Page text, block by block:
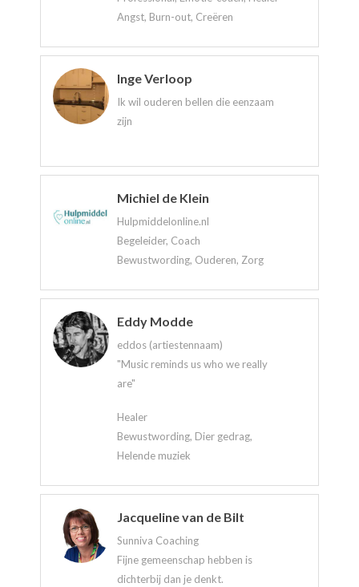
Angst, Burn-out, Creëren
Inge Verloop
Ik wil ouderen bellen die eenzaam
zijn
Michiel de Klein
Hulpmiddelonline.nl
Begeleider, Coach
Bewustwording, Ouderen, Zorg
Eddy Modde
eddos (artiestennaam)
"Music reminds us who we really
are"
Healer
Bewustwording, Dier gedrag,
Helende muziek
Jacqueline van de Bilt
Sunniva Coaching
Fijne gemeenschap hebben is
dichterbij dan je denkt.